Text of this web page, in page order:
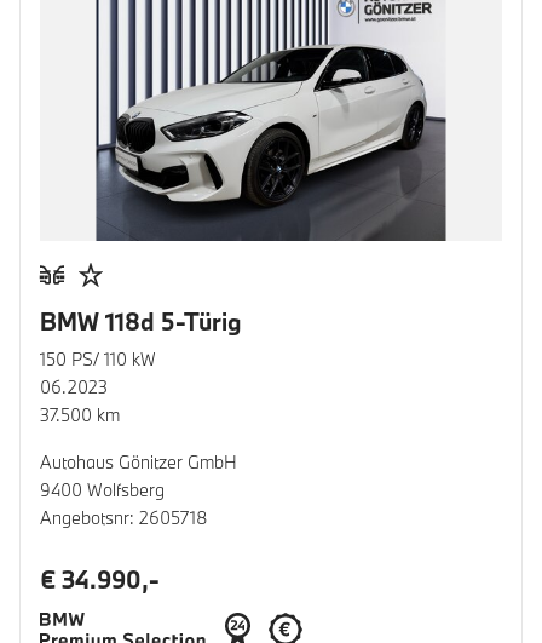
BMW 118d 5-Türig
150 PS/ 110 kW
06.2023
37.500 km
Autohaus Gönitzer GmbH
9400 Wolfsberg
Angebotsnr: 2605718
€ 34.990,-